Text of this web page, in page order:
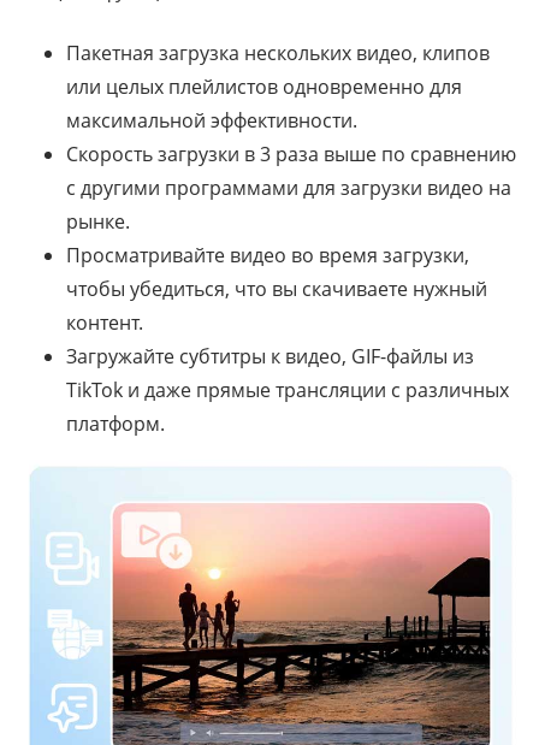
Пакетная загрузка нескольких видео, клипов
или целых плейлистов одновременно для
максимальной эффективности.
Скорость загрузки в 3 раза выше по сравнению
с другими программами для загрузки видео на
рынке.
Просматривайте видео во время загрузки,
чтобы убедиться, что вы скачиваете нужный
контент.
Загружайте субтитры к видео, GIF-файлы из
TikTok и даже прямые трансляции с различных
платформ.